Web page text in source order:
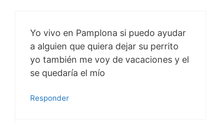
Yo vivo en Pamplona si puedo ayudar
a alguien que quiera dejar su perrito
yo también me voy de vacaciones y el
se quedaría el mío
Responder